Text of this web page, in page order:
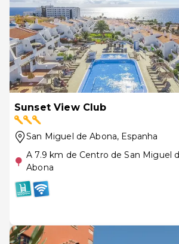
Sunset View Club
San Miguel de Abona, Espanha
A 7.9 km de Centro de San Miguel
Abona